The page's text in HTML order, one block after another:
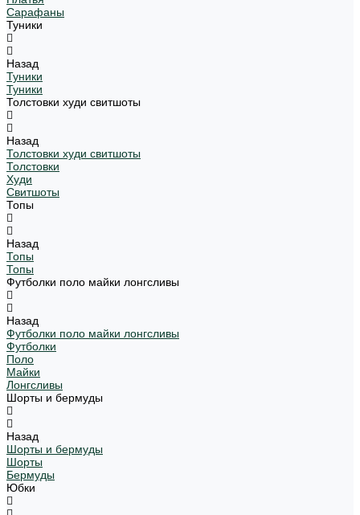
Сарафаны
Туники
Назад
Туники
Туники
Толстовки худи свитшоты
Назад
Толстовки худи свитшоты
Толстовки
Худи
Свитшоты
Топы
Назад
Топы
Топы
Футболки поло майки лонгсливы
Назад
Футболки поло майки лонгсливы
Футболки
Поло
Майки
Лонгсливы
Шорты и бермуды
Назад
Шорты и бермуды
Шорты
Бермуды
Юбки